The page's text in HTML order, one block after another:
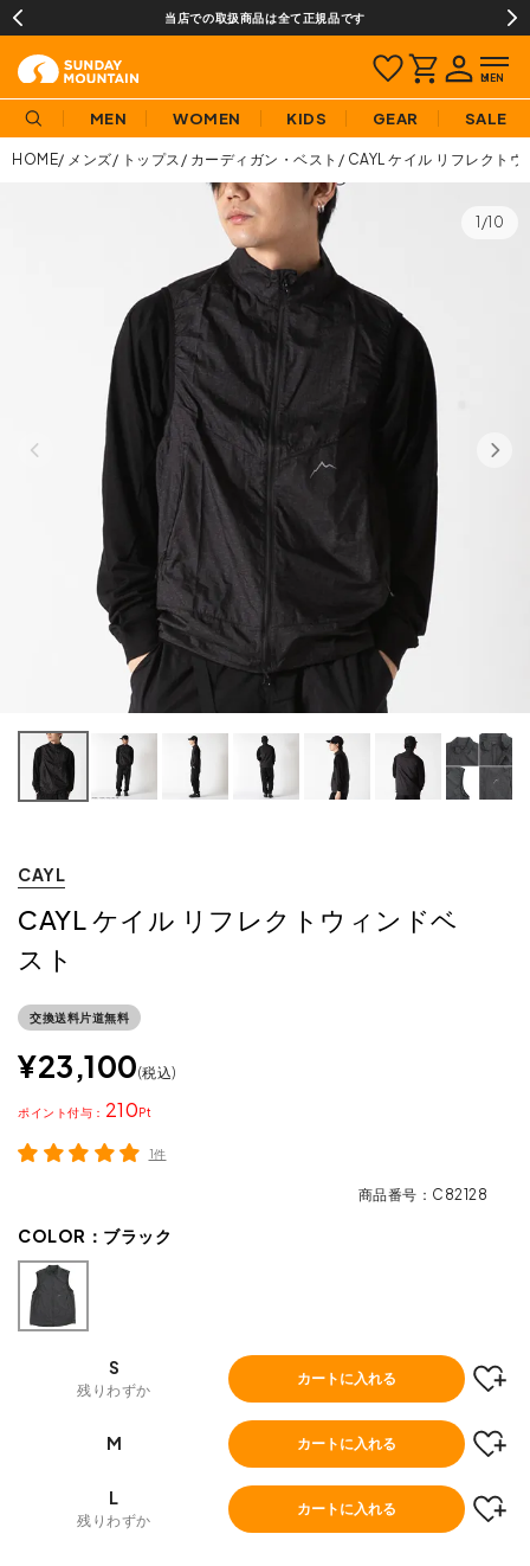
当店での取扱商品は全て正規品です
MEN WOMEN KIDS GEAR SALE
HOME メンズ トップス カーディガン・ベスト CAYL ケイル リフレクト
1/10
CAYL
CAYL ケイル リフレクトウィンドベ
スト
交換送料片道無料
¥23,100 税込
210
ポイント
1件
商品番号 C82128
COLOR： ブラック
S
残りわずか
カートに入れる
M カートに入れる
L
残りわずか
カートに入れる